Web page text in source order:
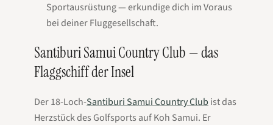
Sportausrüstung — erkundige dich im Voraus
bei deiner Fluggesellschaft.
Santiburi Samui Country Club — das
Flaggschiff der Insel
Der 18-Loch-Santiburi Samui Country Club ist das
Herzstück des Golfsports auf Koh Samui. Er